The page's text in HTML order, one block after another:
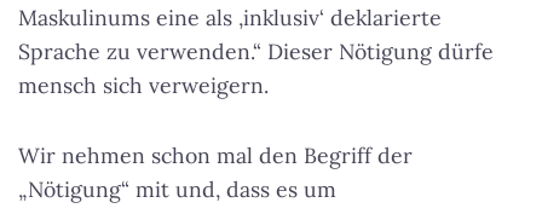
Maskulinums eine als ‚inklusiv‘ deklarierte
Sprache zu verwenden.“ Dieser Nötigung dürfe
mensch sich verweigern.
Wir nehmen schon mal den Begriff der
„Nötigung“ mit und, dass es um